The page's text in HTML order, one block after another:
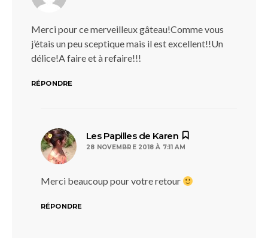
Merci pour ce merveilleux gâteau!Comme vous
j’étais un peu sceptique mais il est excellent!!Un
délice!A faire et à refaire!!!
RÉPONDRE
Les Papilles de Karen
28 NOVEMBRE 2018 À 7:11 AM
Merci beaucoup pour votre retour
RÉPONDRE